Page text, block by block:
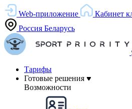
Web-приложение
Кабинет
Россия Беларусь
Тарифы
Готовые решения
Возможности